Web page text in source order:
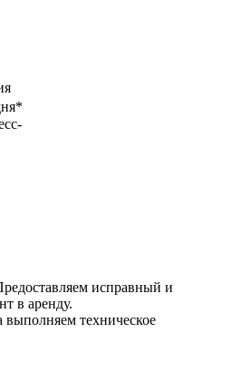
исправный и
в аренду.
выполняем техническое